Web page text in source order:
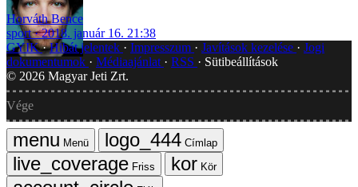
Horváth Bence
sport
2018. január 16. 21:38
GYIK Hibát jelentek Impresszum Javítások kezelése
Jogi
dokumentumok
Médiaajánlat RSS
Sütibeállítások
© 2026 Magyar Jeti Zrt.
Vége
Menü
Címlap
Friss
Kör